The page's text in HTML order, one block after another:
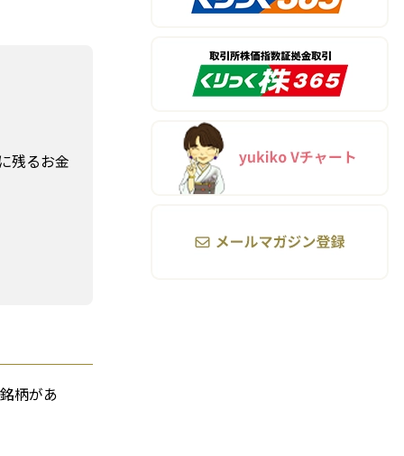
残るお金
柄があ